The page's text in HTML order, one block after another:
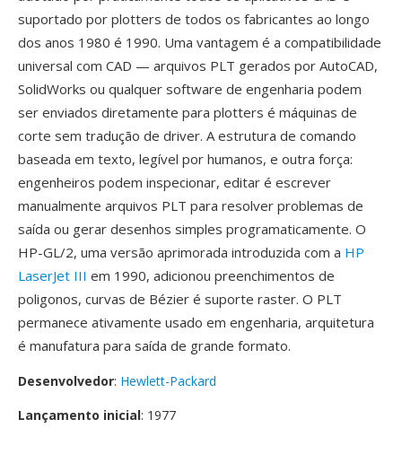
suportado por plotters de todos os fabricantes ao longo
dos anos 1980 é 1990. Uma vantagem é a compatibilidade
universal com CAD — arquivos PLT gerados por AutoCAD,
SolidWorks ou qualquer software de engenharia podem
ser enviados diretamente para plotters é máquinas de
corte sem tradução de driver. A estrutura de comando
baseada em texto, legível por humanos, e outra força:
engenheiros podem inspecionar, editar é escrever
manualmente arquivos PLT para resolver problemas de
saída ou gerar desenhos simples programaticamente. O
HP-GL/2, uma versão aprimorada introduzida com a HP
LaserJet III em 1990, adicionou preenchimentos de
poligonos, curvas de Bézier é suporte raster. O PLT
permanece ativamente usado em engenharia, arquitetura
é manufatura para saída de grande formato.
Desenvolvedor: Hewlett-Packard
Lançamento inicial: 1977